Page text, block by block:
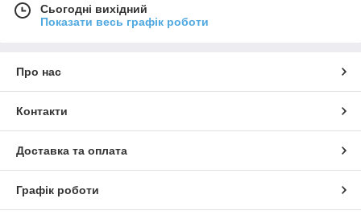
Сьогодні вихідний
Показати весь графік роботи
Про нас
Контакти
Доставка та оплата
Графік роботи